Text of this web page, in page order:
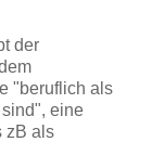
der
"beruflich als
eine
zB als